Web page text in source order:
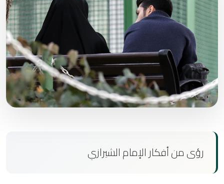
رؤى من أفكار الإمام الشيرازي